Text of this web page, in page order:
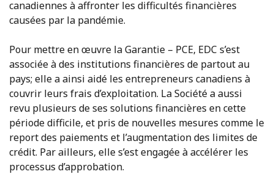
canadiennes à affronter les difficultés financières
causées par la pandémie.
Pour mettre en œuvre la Garantie – PCE, EDC s’est
associée à des institutions financières de partout au
pays; elle a ainsi aidé les entrepreneurs canadiens à
couvrir leurs frais d’exploitation. La Société a aussi
revu plusieurs de ses solutions financières en cette
période difficile, et pris de nouvelles mesures comme le
report des paiements et l’augmentation des limites de
crédit. Par ailleurs, elle s’est engagée à accélérer les
processus d’approbation.